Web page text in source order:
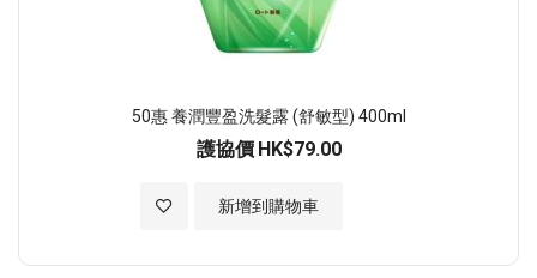
50惠 養潤豐盈洗髮露 (舒敏型) 400ml
護協價 HK$79.00
新增到購物車
加入至願望清單